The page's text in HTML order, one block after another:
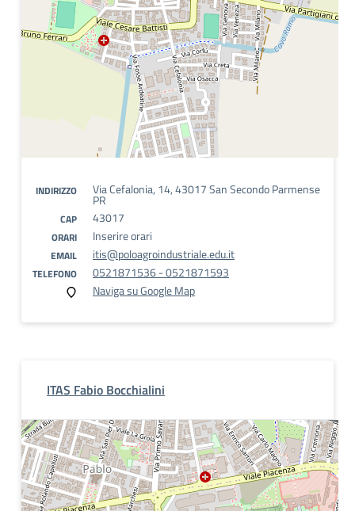
INDIRIZZO Via Cefalonia, 14, 43017 San Secondo Parmense
PR
CAP 43017
ORARI Inserire orari
EMAIL itis@poloagroindustriale.edu.it
TELEFONO
0521871536 - 0521871593
Naviga su Google Map
ITAS Fabio Bocchialini